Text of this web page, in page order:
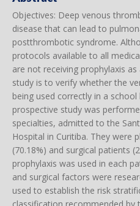
Objectives: Deep venous
disease that can lead to
postthrombotic syndrome.
protocols available to all
are not receiving prophylaxis
study is to verify whether the
being used correctly in a
prospective study was
specialties, admitted to the
Hospital in Curitiba. They were
(70.18%) and surgical patients
prophylaxis was used in each
and surgical factors were
used to establish the risk